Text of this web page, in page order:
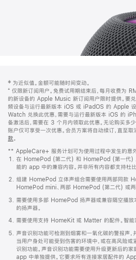
页
页
脚
注
‡ 为近似值。金额可能随时间变动。
⁺ 仅限新订阅用户。免费试用期结束后，每月收费为
的新设备的 Apple Music 新订阅用户限时提供。要兑
频设备与运行最新版本 iOS 或 iPadOS 的 Apple
Watch 兑换此优惠，需要与运行最新版本 iOS 的
备激活后，需要在 3 个月内领取此优惠。无论购买多
账户仅可享受一次优惠。会员方案将自动续订，直至
款。
窗
口
中
打
开)
** AppleCare+ 服务计划可为使用过程中发生的意外
在 HomePod (第二代) 和 HomePod (第一代)
能的 app 中的兼容内容。并非所有内容都支持杜比
组建 HomePod 立体声组合需要使用两部同款
HomePod mini、两部 HomePod (第二代) 或
需要使用多部 HomePod 扬声器或兼容隔空播放
的扬声器。
需要使用支持 HomeKit 或 Matter 的配件。智能
声音识别功能可检测到烟雾和一氧化碳的警报声，
当用户身处可能受到伤害的环境中，或在高风险或
识别功能。声音识别功能需要使用升级更新后的
app 中单独提供。它要求所有连接家居配件的